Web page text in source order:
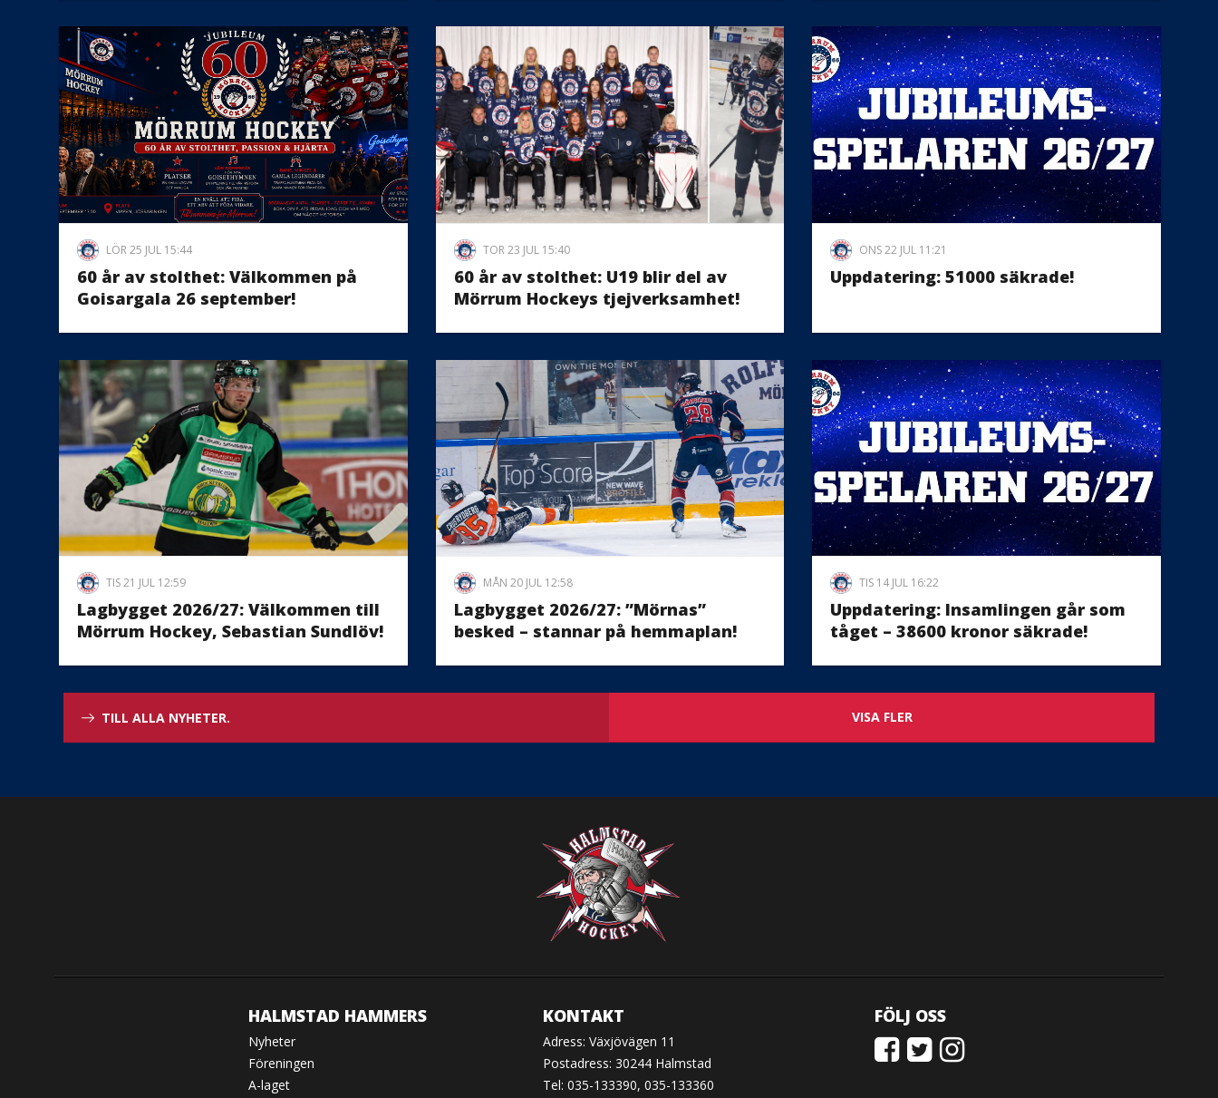
LÖR 25 JUL 15:44
60 år av stolthet: Välkommen på
Goisargala 26 september!
TOR 23 JUL 15:40
60 år av stolthet: U19 blir del av
Mörrum Hockeys tjejverksamhet!
ONS 22 JUL 11:21
Uppdatering: 51000 säkrade!
TIS 21 JUL 12:59
Lagbygget 2026/27: Välkommen till
Mörrum Hockey, Sebastian Sundlöv!
MÅN 20 JUL 12:58
Lagbygget 2026/27: ”Mörnas”
besked – stannar på hemmaplan!
TIS 14 JUL 16:22
Uppdatering: Insamlingen går som
tåget – 38600 kronor säkrade!
VISA FLER
TILL ALLA NYHETER.
HALMSTAD HAMMERS
Nyheter
Föreningen
A-laget
KONTAKT
Adress: Växjövägen 11
Postadress: 30244 Halmstad
Tel: 035-133390, 035-133360
FÖLJ OSS